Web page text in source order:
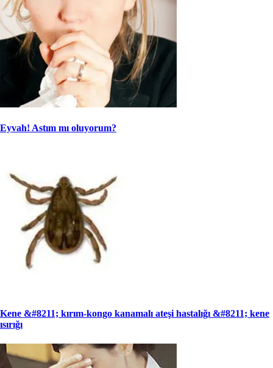
Eyvah! Astım mı oluyorum?
Kene &#8211; kırım-kongo kanamalı ateşi hastalığı &#8211; kene
ısırığı